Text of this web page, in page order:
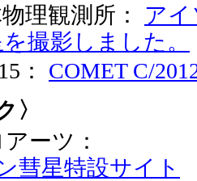
理観測所： ア
撮影しました。
： COMET C/
〉
ーツ：
彗星特設サイト